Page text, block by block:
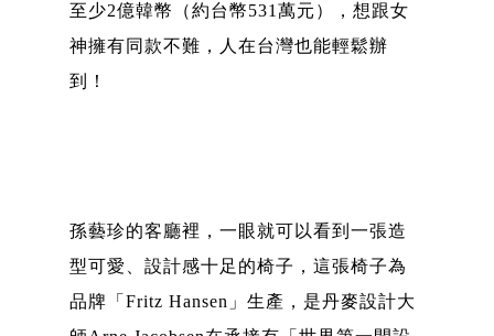
至少2億韓幣（約台幣531萬元），想跟女
神擁有同款不難，人在台灣也能輕鬆辦
到！
孫藝珍的客廳裡，一眼就可以看到一張造
型可愛、設計感十足的椅子，這張椅子為
品牌「Fritz Hansen」生產，是丹麥設計大